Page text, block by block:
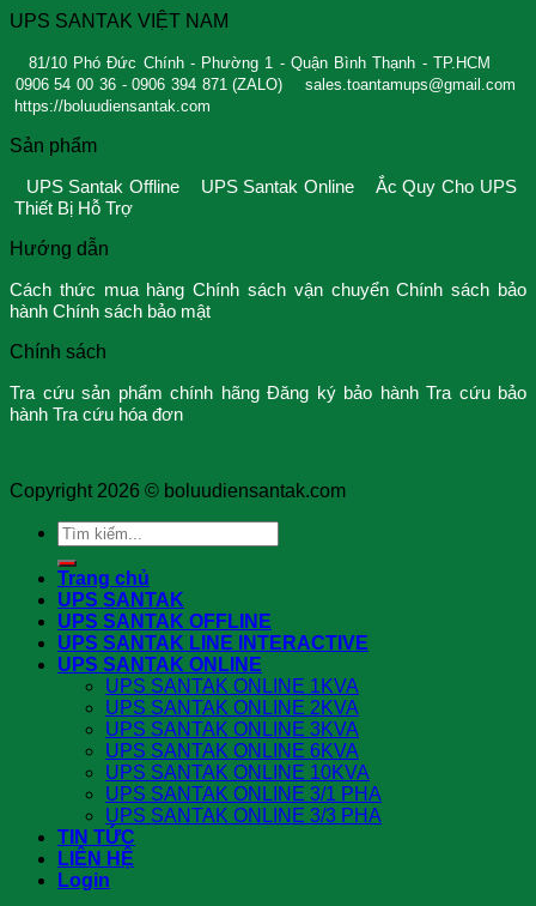
UPS SANTAK VIỆT NAM
81/10 Phó Đức Chính - Phường 1 - Quận Bình Thạnh - TP.HCM
0906 54 00 36 - 0906 394 871 (ZALO)
sales.toantamups@gmail.com
https://boluudiensantak.com
Sản phẩm
UPS Santak Offline UPS Santak Online
Ắc Quy Cho UPS
Thiết Bị Hỗ Trợ
Hướng dẫn
Cách thức mua hàngChính sách vận chuyểnChính sách bảo
hành Chính sách bảo mật
Chính sách
Tra cứu sản phẩm chính hãng Đăng ký bảo hành Tra cứu bảo
hành Tra cứu hóa đơn
Copyright 2026 © boluudiensantak.com
Search
for:
Trang chủ
UPS SANTAK
UPS SANTAK OFFLINE
UPS SANTAK LINE INTERACTIVE
UPS SANTAK ONLINE
UPS SANTAK ONLINE 1KVA
UPS SANTAK ONLINE 2KVA
UPS SANTAK ONLINE 3KVA
UPS SANTAK ONLINE 6KVA
UPS SANTAK ONLINE 10KVA
UPS SANTAK ONLINE 3/1 PHA
UPS SANTAK ONLINE 3/3 PHA
TIN TỨC
LIÊN HỆ
Login